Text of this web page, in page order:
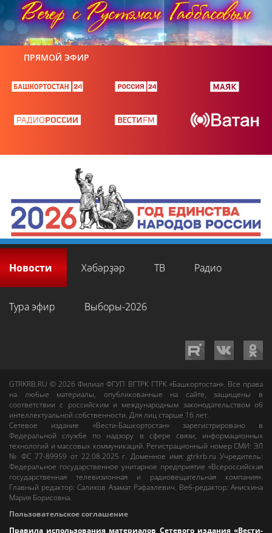
ПРЯМОЙ ЭФИР
Новости Хәбәрҙәр ТВ Радио
Тура эфир Выборы-2026
GTRKRB.RU © 2026Филиал ФГУП ВГТРК ГТРК «Башкортостан». Все права
на любые материалы, опубликованные на сайте, защищены в
соответствии с российским и международным законодательством об
интеллектуальной собственности. Для лиц старше 16 лет.
Сетевое издание «Вести-Башкортостан»зарегистрировано в
Федеральной службе по надзору в сфере связи, информационных
технологий и массовых коммуникаций. Регистрационный номер СМИ: ЭЛ
№ ФС 77-89959 от 22.08.2025 г. Доменное имя:gtrkrb.ru Учредитель:
Федеральное государственное унитарное предприятие «Всероссийская
государственная телевизионная и радиовещательная компания».
Главный редактор:Салихов Азамат Рафаэлевич. Веб-редактор:Анискина
Мария Борисовна.
Пользовательское соглашение
Правила использования материалов Сетевого издания «Вести-